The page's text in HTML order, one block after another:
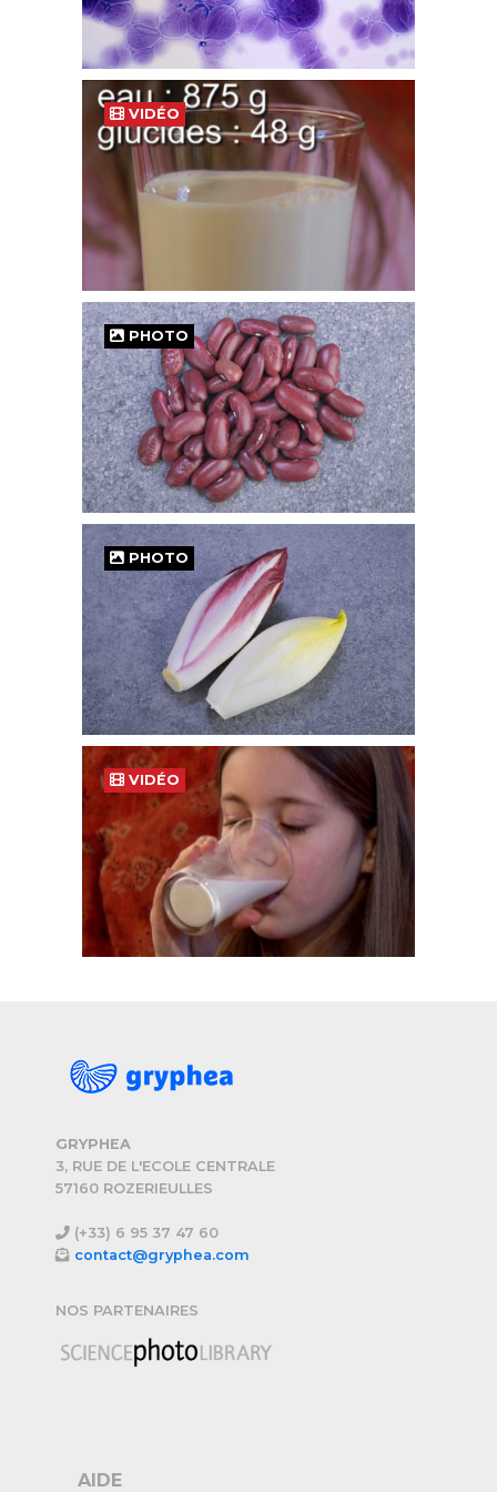
VIDÉO
PHOTO
PHOTO
VIDÉO
GRYPHEA
3, RUE DE L'ECOLE CENTRALE
57160 ROZERIEULLES
(+33) 6 95 37 47 60
contact@gryphea.com
NOS PARTENAIRES
AIDE